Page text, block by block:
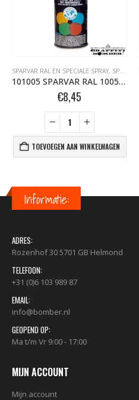
SPARVAR RAL EN SPECIALE SPRAY, SPARVAR RAL HOOGGLANS BOMBER.NL
101005 SPARVAR RAL 1005 HG Honinggeel 400 ml
€8,45
TOEVOEGEN AAN WINKELWAGEN
Informatie:
ADRES:
Rozenhof 30 5701 GB Helmond
TELEFOON:
+31 (0)6 103 989 87
EMAIL:
info@bomber.nl
GEOPEND OP:
Ma t/m Vr 9:00 - 17:00
MIJN ACCOUNT
Mijn account